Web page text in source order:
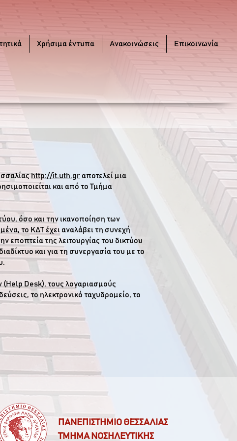
Χρήσιμα έντυπα Ανακοινώσεις Επικοινωνία
http://it.uth.gr αποτελεί μια
και από το Τμήμα
όσο και την ικανοποίηση των
το ΚΔΤ έχει αναλάβει τη συνεχή
εποπτεία της λειτουργίας του δικτύου
και για τη συνεργασία του με το
(Help Desk), τους λογαριασμούς
το ηλεκτρονικό ταχυδρομείο, το
ΠΑΝΕΠΙΣΤΗΜΙΟ ΘΕΣΣΑΛΙΑΣ
ΤΜΗΜΑ ΝΟΣΗΛΕΥΤΙΚΗΣ